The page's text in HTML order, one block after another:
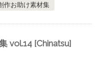
作お助け素材集
vol.14 [Chinatsu]